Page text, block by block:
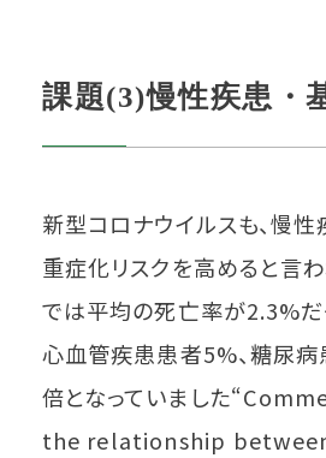
課題(3)慢性疾患・
新型コロナウイルスも、慢
重症化リスクを高めると言
では平均の死亡率が2.3%だ
心血管疾患患者5%、糖尿
倍となっていました
the relationship